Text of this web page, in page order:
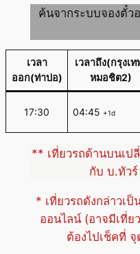
ค้นจากระบบจองตั๋ว
เวลา
ออก(ท่าบ่อ)
เวลาถึง(กรุงเ
หมอชิต2)
17:30 04:45 +1d
** เที่ยวรถด้านบนเป
กับ บ.ทัว
* เที่ยวรถดังกล่าวเป็
ออนไลน์ (อาจมีเที่ย
ต้องไปเช็คที่